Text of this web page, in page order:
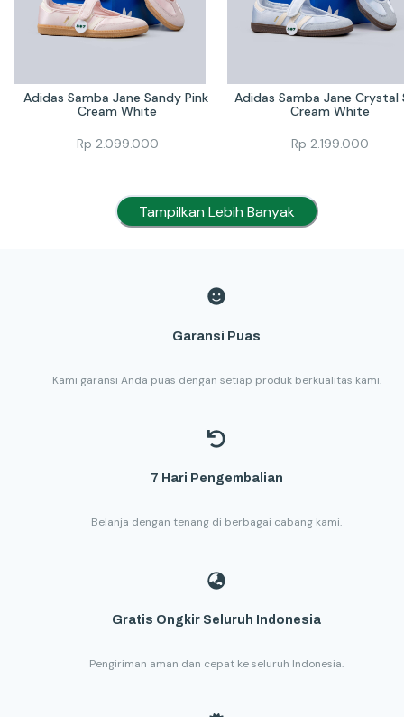
Adidas Samba Jane Sandy Pink
Cream White
Rp 2.099.000
Adidas Samba Jane Crystal
Cream White
Rp 2.199.000
Tampilkan Lebih Banyak
Garansi Puas
Kami garansi Anda puas dengan setiap produk berkualitas kami.
7 Hari Pengembalian
Belanja dengan tenang di berbagai cabang kami.
Gratis Ongkir Seluruh Indonesia
Pengiriman aman dan cepat ke seluruh Indonesia.